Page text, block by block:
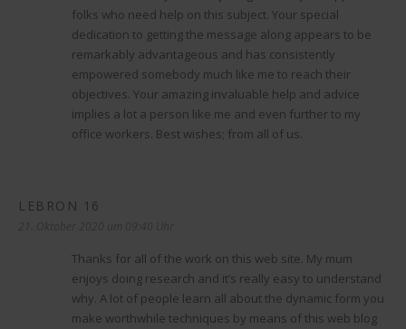
folks who need help on this subject. Your special
dedication to getting the message along appears to be
remarkably advantageous and has consistently
empowered somebody much like me to reach their
objectives. Your amazing invaluable help and advice
implies a lot a person like me and even further to my
office workers. Best wishes; from all of us.
LEBRON 16
Thanks for all of the work on this web site. My mum
enjoys doing research and it’s really easy to understand
why. A lot of people learn all about the dynamic form you
make worthwhile techniques by means of this web blog